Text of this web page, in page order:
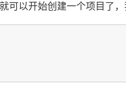
可以开始创建一个项目了